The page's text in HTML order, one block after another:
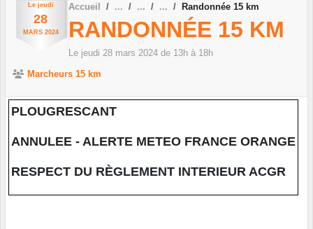
Le jeudi
28
MARS 2024
Accueil Randonnée 15 km
RANDONNÉE 15 KM
Le jeudi 28 mars 2024 de 13h à 18h
Marcheurs 15 km
PLOUGRESCANT
ANNULEE - ALERTE METEO FRANCE ORANGE
RESPECT DU RÈGLEMENT INTERIEUR ACGR